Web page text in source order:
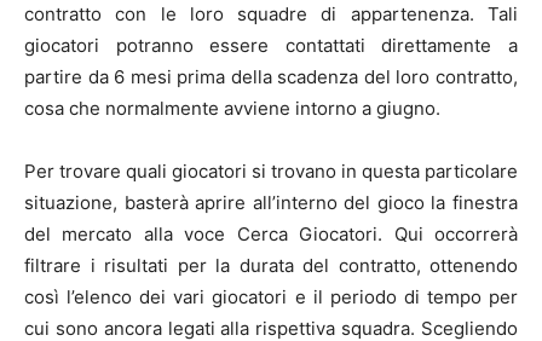
contratto con le loro squadre di appartenenza. Tali
giocatori potranno essere contattati direttamente a
partire da 6 mesi prima della scadenza del loro contratto,
cosa che normalmente avviene intorno a giugno.
Per trovare quali giocatori si trovano in questa particolare
situazione, basterà aprire all’interno del gioco la finestra
del mercato alla voce Cerca Giocatori. Qui occorrerà
filtrare i risultati per la durata del contratto, ottenendo
così l’elenco dei vari giocatori e il periodo di tempo per
cui sono ancora legati alla rispettiva squadra. Scegliendo